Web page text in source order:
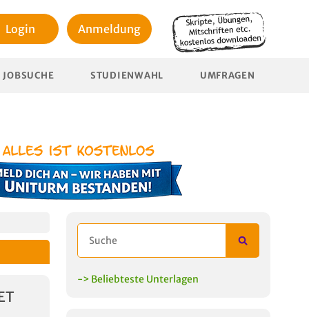
Login Anmeldung
JOBSUCHE STUDIENWAHL UMFRAGEN
-> Beliebteste Unterlagen